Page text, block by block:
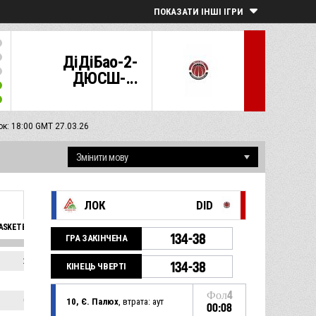
ПОКАЗАТИ ІНШІ ІГРИ
ДіДіБао-2-
ДЮСШ-...
18:00 GMT 27.03.26
ЕФ
2
4
0
4
ЛОК DID
ГРА ЗАКІНЧЕНА 134-38
КІНЕЦЬ ЧВЕРТІ 134-38
10, Є. Палюх, втрата: аут
Фол4
00:08